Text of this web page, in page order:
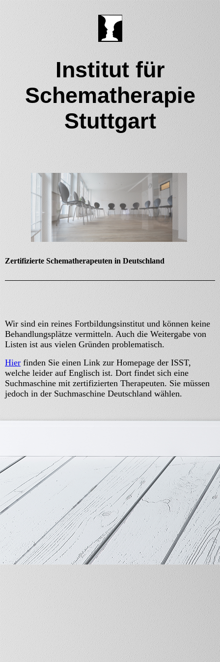
Institut für
Schematherapie
Stuttgart
Zertifizierte Schematherapeuten in Deutschland
Wir sind ein reines Fortbildungsinstitut und können keine
Behandlungsplätze vermitteln. Auch die Weitergabe von
Listen ist aus vielen Gründen problematisch.
Hier finden Sie einen Link zur Homepage der ISST,
welche leider auf Englisch ist. Dort findet sich eine
Suchmaschine mit zertifizierten Therapeuten. Sie müssen
jedoch in der Suchmaschine Deutschland wählen.